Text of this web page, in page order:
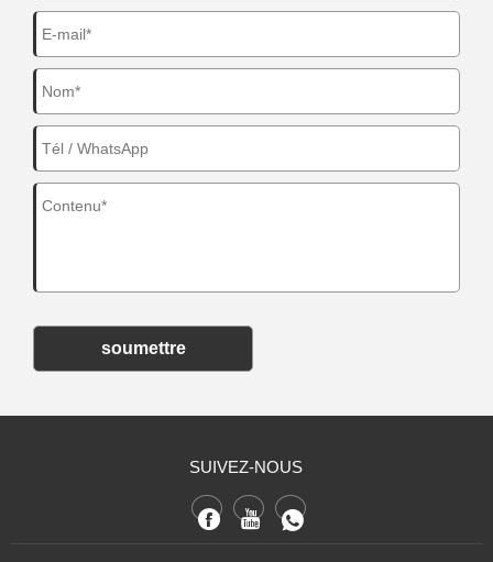
soumettre
SUIVEZ-NOUS